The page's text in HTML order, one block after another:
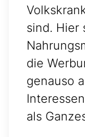
sind. Hier
die
genauso
als